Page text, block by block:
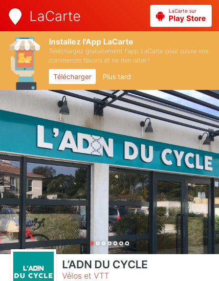
LaCarte LaCarte sur
Play Store
Installez l'App LaCarte
Téléchargez gratuitement l'app LaCarte pour suivre vos
commerces favoris et ne rien rater !
Télécharger Plus tard
L’ADN DU CYCLE
Vélos et VTT